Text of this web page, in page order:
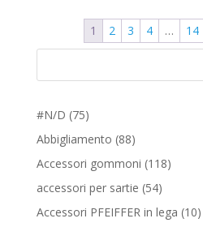
1 2 3 4 … 14
#N/D 7575
prodotti
Abbigliamento 8888
prodotti
Accessori gommoni 118118
accessori per sartie 5454
prodotti
Accessori PFEIFFER in lega 1010